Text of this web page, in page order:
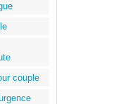
couple